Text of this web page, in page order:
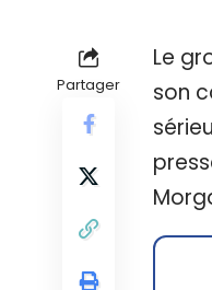
Partager
Le
son